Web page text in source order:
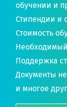
обучении и
Стипендии и
Стоимость
Необходимый
Поддержка
Документы
и многое